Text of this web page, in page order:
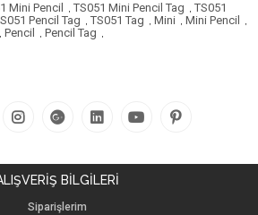
Mini Pencil , TS051 Mini Pencil Tag , TS051
Pencil Tag , TS051 Tag , Mini , Mini Pencil ,
, Pencil , Pencil Tag ,
BİLGİLERİ
Siparişlerim